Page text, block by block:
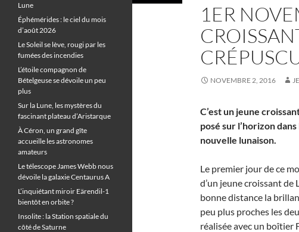
1ER
NOVEMBRE 2, 2016
C’est un jeune
posé sur l’horizon
nouvelle lunaison.
Le premier jour de ce
d’un jeune croissant de
bonne distance la
peu plus proches les
réalisée avec un boîtier
Lune
Éphémérides : le ciel du mois
d’août 2026
Le Soleil se lève, rougi par les
fumées des incendies
L’étoile compagnon de
Bételgeuse se dévoile un peu
plus
Sur la Lune, les mystères du
fascinant plateau d’Aristarque
À Céron, un grand gîte
accueille les astronomes
amateurs
Le télescope James Webb nous
dévoile la galaxie Centaurus A
L’inquiétant miroir Eärendil-1
bientôt en orbite ?
Insolite : la Station spatiale du
côté de Saturne